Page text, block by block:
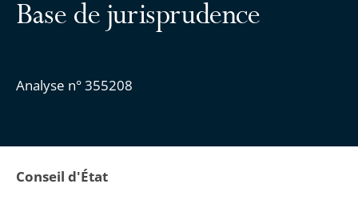
Base de jurisprudence
Analyse n° 355208
Conseil d'État